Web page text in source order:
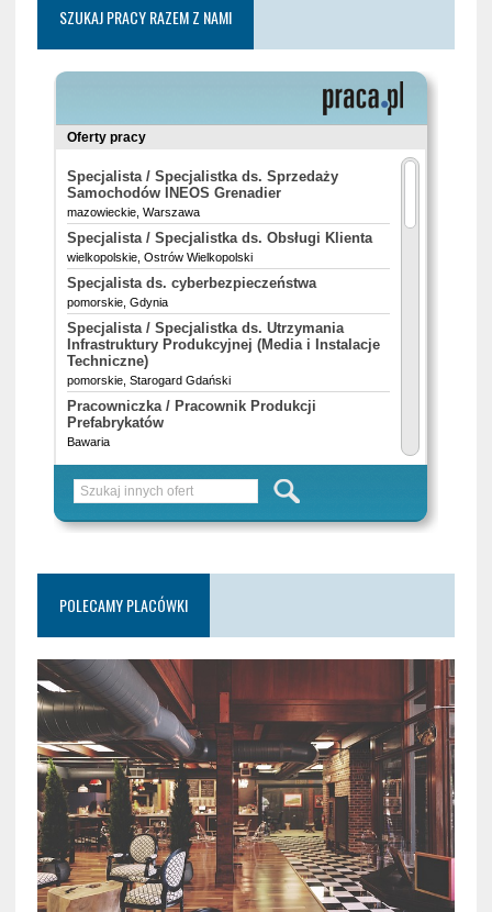
SZUKAJ PRACY RAZEM Z NAMI
POLECAMY PLACÓWKI